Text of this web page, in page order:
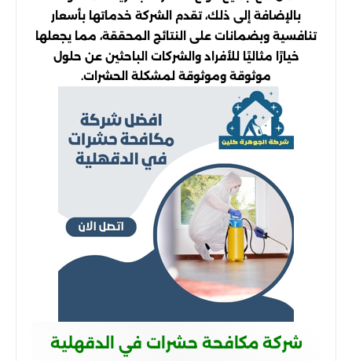
بالإضافة إلى ذلك، تقدم الشركة خدماتها بأسعار
تنافسية وبضمانات على النتائج المحققة، مما يجعلها
خيارًا مثاليًا للأفراد والشركات الباحثين عن حلول
موثوقة وموثوقة لمشكلة الحشرات.
شركة مكافحة حشرات في الدقهلية